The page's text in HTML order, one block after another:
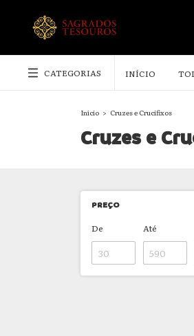
CATEGORIAS INÍCIO
Início > Cruzes e Crucifixos
Cruzes e
PREÇO
De Até